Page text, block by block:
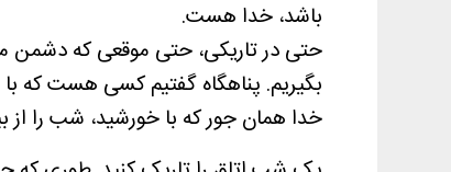
باشد، خدا هست.
حتی در تاریکی، حتی موقعی که دشمن
بگیریم. پناهگاه گفتیم کسی هست که با
خدا همان جور که با خورشید، شب را از